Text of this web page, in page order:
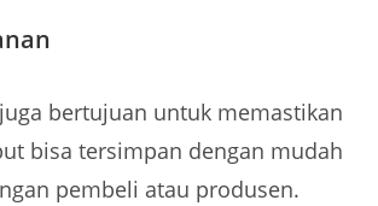
bertujuan untuk memastikan
bisa tersimpan dengan mudah
pembeli atau produsen.